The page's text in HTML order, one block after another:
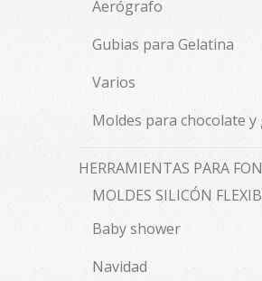
Aerógrafo
Gubias para Gelatina
Varios
Moldes para chocolate y
HERRAMIENTAS PARA
MOLDES SILICÓN
Baby shower
Navidad